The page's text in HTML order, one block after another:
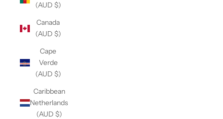
(AUD $)
Canada
(AUD $)
Cape
Verde
(AUD $)
Caribbean
Netherlands
(AUD $)